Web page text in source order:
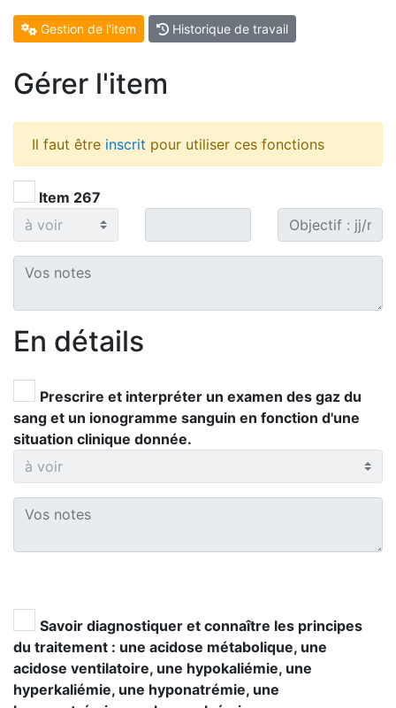
Gestion de l'item Historique de travail
Gérer l'item
Il faut être inscrit pour utiliser ces fonctions
Item 267
En détails
Prescrire et interpréter un examen des gaz du
sang et un ionogramme sanguin en fonction d'une
situation clinique donnée.
Savoir diagnostiquer et connaître les principes
du traitement : une acidose métabolique, une
acidose ventilatoire, une hypokaliémie, une
hyperkaliémie, une hyponatrémie, une